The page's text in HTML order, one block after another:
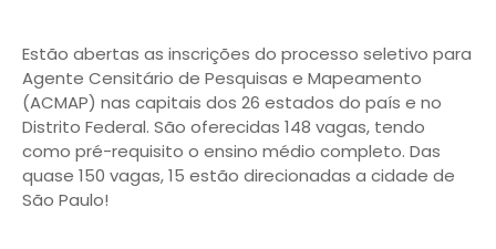
Estão abertas as inscrições do processo seletivo para
Agente Censitário de Pesquisas e Mapeamento
(ACMAP) nas capitais dos 26 estados do país e no
Distrito Federal. São oferecidas 148 vagas, tendo
como pré-requisito o ensino médio completo. Das
quase 150 vagas, 15 estão direcionadas a cidade de
São Paulo!